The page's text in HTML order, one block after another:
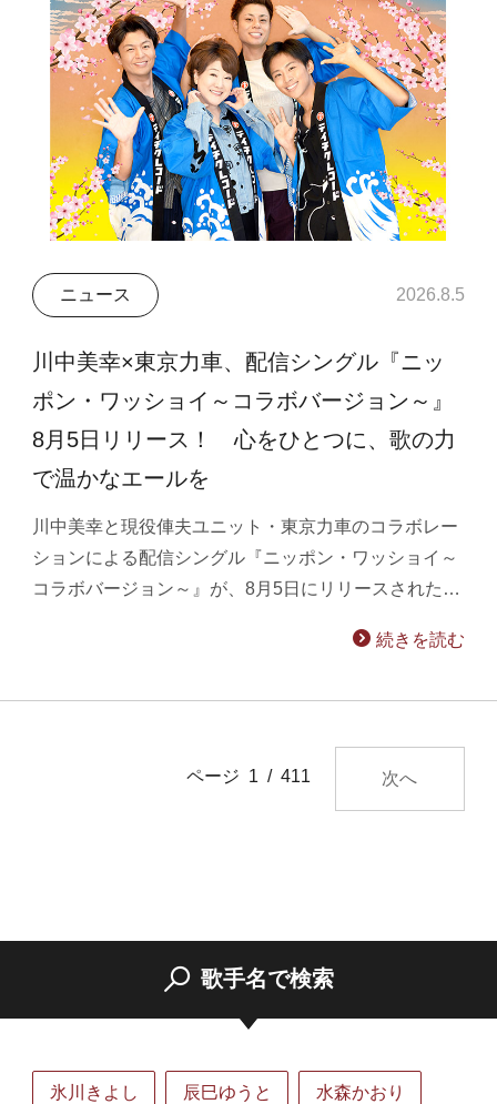
ニュース 2026.8.5
川中美幸×東京力車、配信シングル『ニッ
ポン・ワッショイ～コラボバージョン～』
8月5日リリース！ 心をひとつに、歌の力
で温かなエールを
川中美幸と現役俥夫ユニット・東京力車のコラボレー
ションによる配信シングル『ニッポン・ワッショイ～
コラボバージョン～』が、8月5日にリリースされた…
続きを読む
ページ 1 / 411 次へ
歌手名で検索
氷川きよし 辰巳ゆうと 水森かおり